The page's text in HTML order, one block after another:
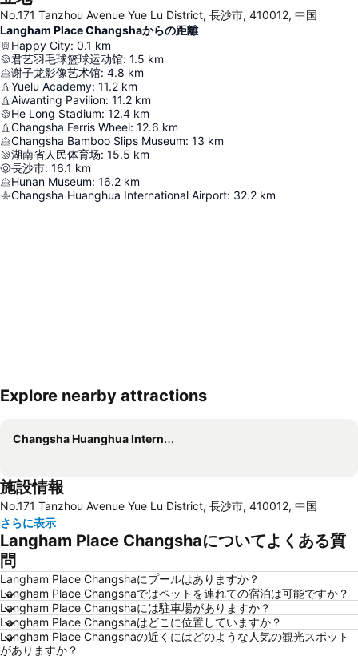
No.171 Tanzhou Avenue Yue Lu District, 長沙市, 410012, 中国
Langham Place Changshaからの距離
Happy City: 0.1 km
君艺羽毛球篮球运动馆: 1.5 km
谢子龙影像艺术馆: 4.8 km
Yuelu Academy: 11.2 km
Aiwanting Pavilion: 11.2 km
He Long Stadium: 12.4 km
Changsha Ferris Wheel: 12.6 km
Changsha Bamboo Slips Museum: 13 km
湖南省人民体育场: 15.5 km
長沙市: 16.1 km
Hunan Museum: 16.2 km
Changsha Huanghua International Airport: 32.2 km
Explore nearby attractions
Changsha Huanghua International Airport
施設情報
No.171 Tanzhou Avenue Yue Lu District, 長沙市, 410012, 中国
さらに表示
Langham Place Changshaについてよくある質
問
Langham Place Changshaにプールはありますか？
Langham Place Changshaではペットを連れての宿泊は可能ですか？
Langham Place Changshaには駐車場がありますか？
Langham Place Changshaはどこに位置していますか？
Langham Place Changshaの近くにはどのような人気の観光スポット
がありますか？